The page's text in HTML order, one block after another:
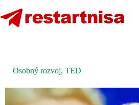
to
content
Osobný rozvoj, TED